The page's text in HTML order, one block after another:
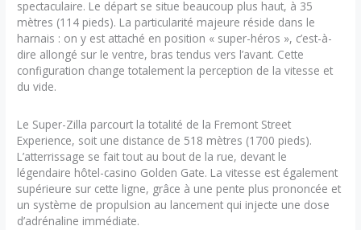
spectaculaire. Le départ se situe beaucoup plus haut, à 35
mètres (114 pieds). La particularité majeure réside dans le
harnais : on y est attaché en position « super-héros », c’est-à-
dire allongé sur le ventre, bras tendus vers l’avant. Cette
configuration change totalement la perception de la vitesse et
du vide.
Le Super-Zilla parcourt la totalité de la Fremont Street
Experience, soit une distance de 518 mètres (1700 pieds).
L’atterrissage se fait tout au bout de la rue, devant le
légendaire hôtel-casino Golden Gate. La vitesse est également
supérieure sur cette ligne, grâce à une pente plus prononcée et
un système de propulsion au lancement qui injecte une dose
d’adrénaline immédiate.